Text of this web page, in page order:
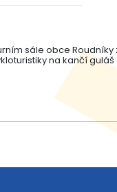
sále obce
na kančí